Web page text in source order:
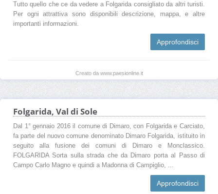
Tutto quello che ce da vedere a Folgarida consigliato da altri turisti.
Per ogni attrattiva sono disponibili descrizione, mappa, e altre
importanti informazioni.
Approfondisci
Creato da www.paesionline.it
Folgarida, Val di Sole
Dal 1° gennaio 2016 il comune di Dimaro, con Folgarida e Carciato,
fa parte del nuovo comune denominato Dimaro Folgarida, istituito in
seguito alla fusione dei comuni di Dimaro e Monclassico.
FOLGARIDA Sorta sulla strada che da Dimaro porta al Passo di
Campo Carlo Magno e quindi a Madonna di Campiglio, ...
Approfondisci